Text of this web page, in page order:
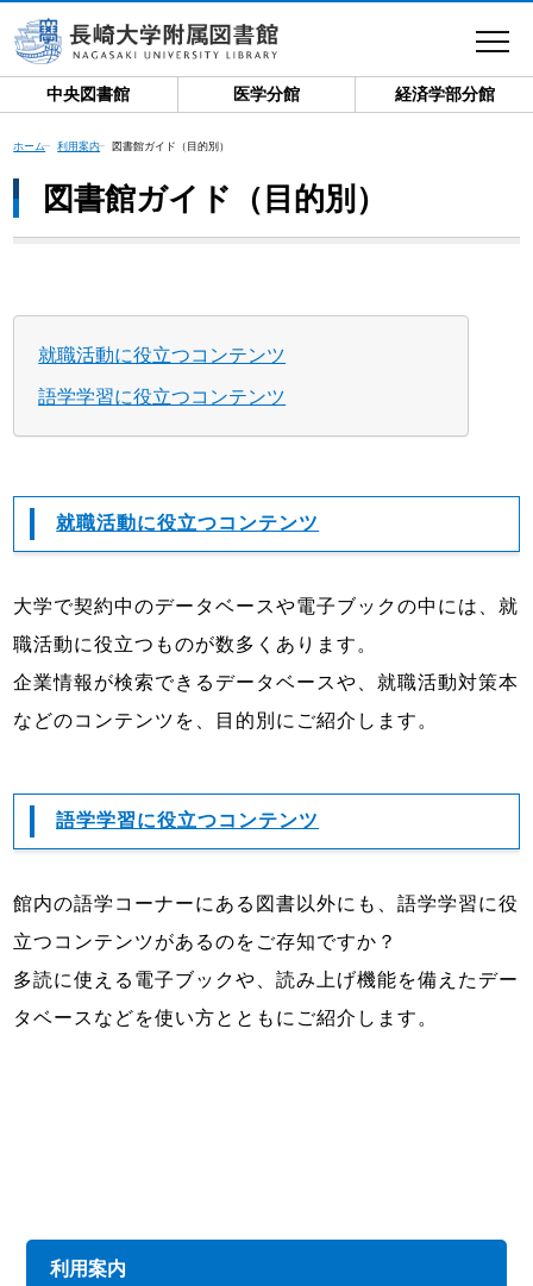
中央図書館 医学分館 経済学部分館
toggle
利用案内
ホーム 利用案内 図書館ガイド（目的別）
図書館ガイド（目的別）
就職活動に役立つコンテンツ
語学学習に役立つコンテンツ
就職活動に役立つコンテンツ
大学で契約中のデータベースや電子ブックの中には、就
職活動に役立つものが数多くあります。
企業情報が検索できるデータベースや、就職活動対策本
などのコンテンツを、目的別にご紹介します。
語学学習に役立つコンテンツ
館内の語学コーナーにある図書以外にも、語学学習に役
立つコンテンツがあるのをご存知ですか？
多読に使える電子ブックや、読み上げ機能を備えたデー
タベースなどを使い方とともにご紹介します。